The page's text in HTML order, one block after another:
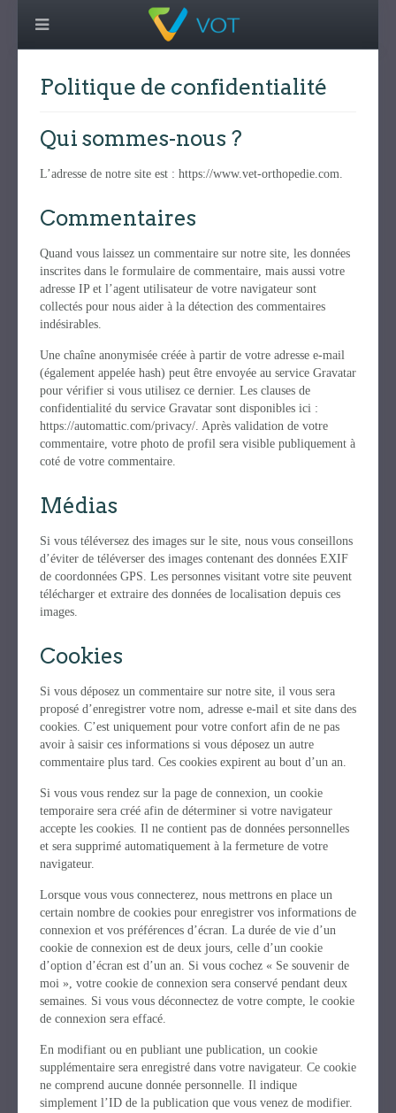
Politique de confidentialité
Qui sommes-nous ?
L’adresse de notre site est : https://www.vet-orthopedie.com.
Commentaires
Quand vous laissez un commentaire sur notre site, les données
inscrites dans le formulaire de commentaire, mais aussi votre
adresse IP et l’agent utilisateur de votre navigateur sont
collectés pour nous aider à la détection des commentaires
indésirables.
Une chaîne anonymisée créée à partir de votre adresse e-mail
(également appelée hash) peut être envoyée au service Gravatar
pour vérifier si vous utilisez ce dernier. Les clauses de
confidentialité du service Gravatar sont disponibles ici :
https://automattic.com/privacy/. Après validation de votre
commentaire, votre photo de profil sera visible publiquement à
coté de votre commentaire.
Médias
Si vous téléversez des images sur le site, nous vous conseillons
d’éviter de téléverser des images contenant des données EXIF
de coordonnées GPS. Les personnes visitant votre site peuvent
télécharger et extraire des données de localisation depuis ces
images.
Cookies
Si vous déposez un commentaire sur notre site, il vous sera
proposé d’enregistrer votre nom, adresse e-mail et site dans des
cookies. C’est uniquement pour votre confort afin de ne pas
avoir à saisir ces informations si vous déposez un autre
commentaire plus tard. Ces cookies expirent au bout d’un an.
Si vous vous rendez sur la page de connexion, un cookie
temporaire sera créé afin de déterminer si votre navigateur
accepte les cookies. Il ne contient pas de données personnelles
et sera supprimé automatiquement à la fermeture de votre
navigateur.
Lorsque vous vous connecterez, nous mettrons en place un
certain nombre de cookies pour enregistrer vos informations de
connexion et vos préférences d’écran. La durée de vie d’un
cookie de connexion est de deux jours, celle d’un cookie
d’option d’écran est d’un an. Si vous cochez « Se souvenir de
moi », votre cookie de connexion sera conservé pendant deux
semaines. Si vous vous déconnectez de votre compte, le cookie
de connexion sera effacé.
En modifiant ou en publiant une publication, un cookie
supplémentaire sera enregistré dans votre navigateur. Ce cookie
ne comprend aucune donnée personnelle. Il indique
simplement l’ID de la publication que vous venez de modifier.